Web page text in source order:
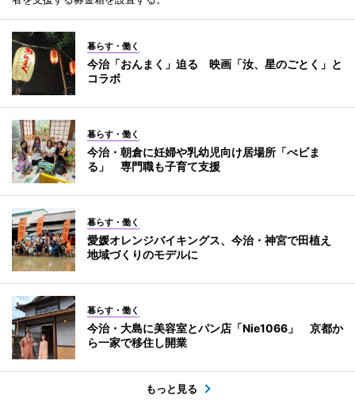
暮らす・働く
今治「おんまく」迫る 映画「汝、星のごとく」と
コラボ
暮らす・働く
今治・朝倉に妊婦や乳幼児向け居場所「べビま
る」 専門職も子育て支援
暮らす・働く
愛媛オレンジバイキングス、今治・神宮で田植え
地域づくりのモデルに
暮らす・働く
今治・大島に美容室とパン店「Nie1066」 京都か
ら一家で移住し開業
もっと見る